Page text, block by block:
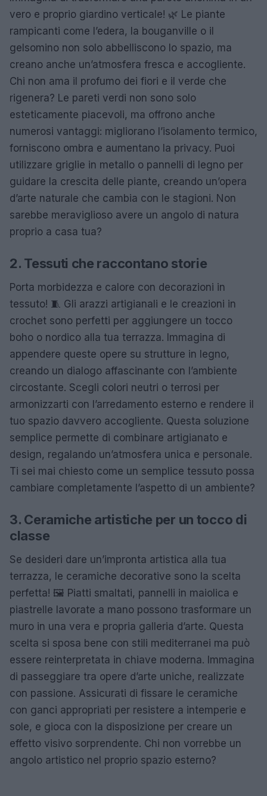
vero e proprio giardino verticale! 🌿 Le piante
rampicanti come l’edera, la bouganville o il
gelsomino non solo abbelliscono lo spazio, ma
creano anche un’atmosfera fresca e accogliente.
Chi non ama il profumo dei fiori e il verde che
rigenera? Le pareti verdi non sono solo
esteticamente piacevoli, ma offrono anche
numerosi vantaggi: migliorano l’isolamento termico,
forniscono ombra e aumentano la privacy. Puoi
utilizzare griglie in metallo o pannelli di legno per
guidare la crescita delle piante, creando un’opera
d’arte naturale che cambia con le stagioni. Non
sarebbe meraviglioso avere un angolo di natura
proprio a casa tua?
2. Tessuti che raccontano storie
Porta morbidezza e calore con decorazioni in
tessuto! 🧵 Gli arazzi artigianali e le creazioni in
crochet sono perfetti per aggiungere un tocco
boho o nordico alla tua terrazza. Immagina di
appendere queste opere su strutture in legno,
creando un dialogo affascinante con l’ambiente
circostante. Scegli colori neutri o terrosi per
armonizzarti con l’arredamento esterno e rendere il
tuo spazio davvero accogliente. Questa soluzione
semplice permette di combinare artigianato e
design, regalando un’atmosfera unica e personale.
Ti sei mai chiesto come un semplice tessuto possa
cambiare completamente l’aspetto di un ambiente?
3. Ceramiche artistiche per un tocco di
classe
Se desideri dare un’impronta artistica alla tua
terrazza, le ceramiche decorative sono la scelta
perfetta! 🖼️ Piatti smaltati, pannelli in maiolica e
piastrelle lavorate a mano possono trasformare un
muro in una vera e propria galleria d’arte. Questa
scelta si sposa bene con stili mediterranei ma può
essere reinterpretata in chiave moderna. Immagina
di passeggiare tra opere d’arte uniche, realizzate
con passione. Assicurati di fissare le ceramiche
con ganci appropriati per resistere a intemperie e
sole, e gioca con la disposizione per creare un
effetto visivo sorprendente. Chi non vorrebbe un
angolo artistico nel proprio spazio esterno?